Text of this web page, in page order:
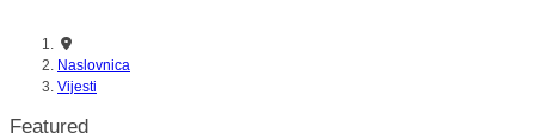
Naslovnica
Vijesti
Featured